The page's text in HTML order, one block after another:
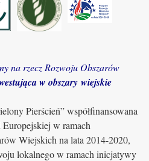
na rzecz Rozwoju Obszarów
w obszary wiejskie
Pierścień” współfinansowana
w ramach
Wiejskich na lata 2014-2020,
lokalnego w ramach inicjatywy